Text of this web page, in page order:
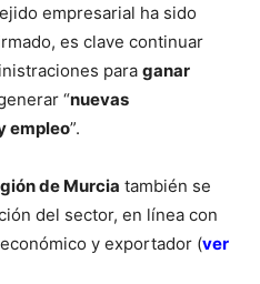
empresarial ha sido
es clave continuar
para ganar
“nuevas
empleo”.
de Murcia también se
del sector, en línea con
y exportador (ver